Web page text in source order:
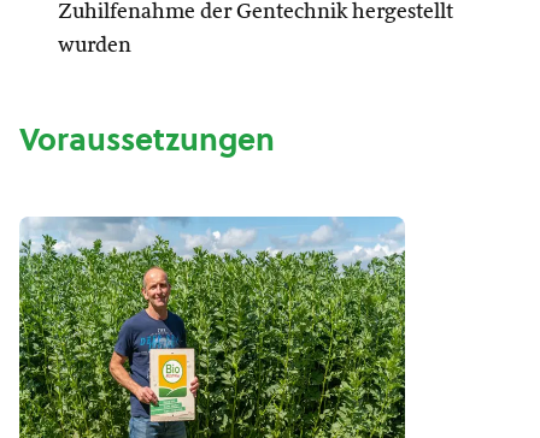
Zuhilfenahme der Gentechnik hergestellt
wurden
Voraussetzungen